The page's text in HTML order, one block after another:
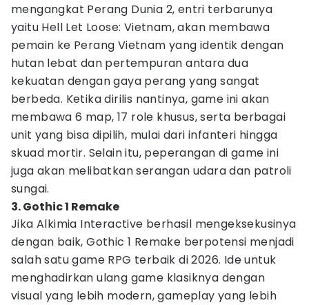
mengangkat Perang Dunia 2, entri terbarunya
yaitu Hell Let Loose: Vietnam, akan membawa
pemain ke Perang Vietnam yang identik dengan
hutan lebat dan pertempuran antara dua
kekuatan dengan gaya perang yang sangat
berbeda. Ketika dirilis nantinya, game ini akan
membawa 6 map, 17 role khusus, serta berbagai
unit yang bisa dipilih, mulai dari infanteri hingga
skuad mortir. Selain itu, peperangan di game ini
juga akan melibatkan serangan udara dan patroli
sungai.
3. Gothic 1 Remake
Jika Alkimia Interactive berhasil mengeksekusinya
dengan baik, Gothic 1 Remake berpotensi menjadi
salah satu game RPG terbaik di 2026. Ide untuk
menghadirkan ulang game klasiknya dengan
visual yang lebih modern, gameplay yang lebih